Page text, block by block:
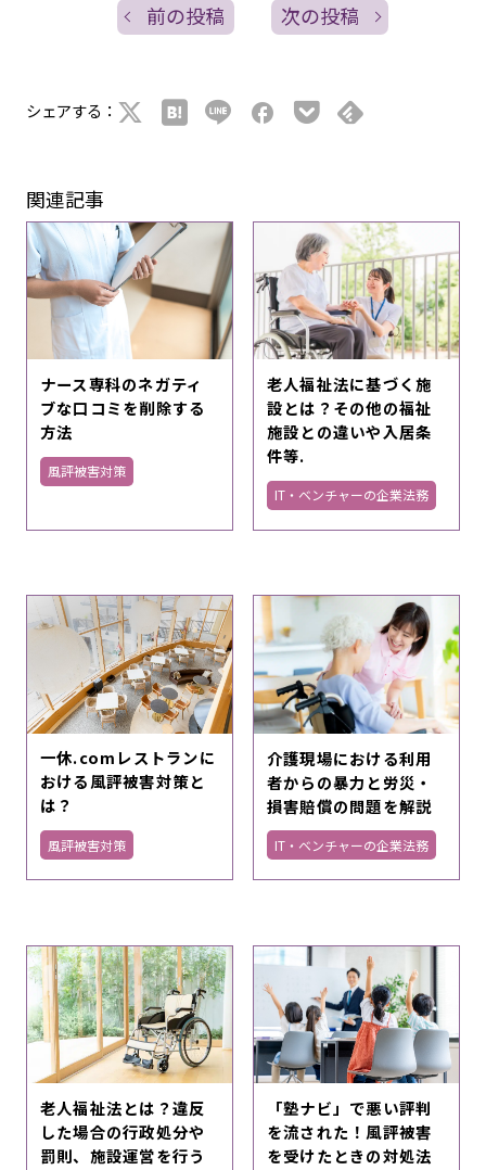
前の投稿 次の投稿
シェアする：
関連記事
ナース専科のネガティ
ブな口コミを削除する
方法
風評被害対策
老人福祉法に基づく施
設とは？その他の福祉
施設との違いや入居条
件等.
IT・ベンチャーの企業法務
一休.comレストランに
おける風評被害対策と
は？
風評被害対策
介護現場における利用
者からの暴力と労災・
損害賠償の問題を解説
IT・ベンチャーの企業法務
老人福祉法とは？違反
した場合の行政処分や
罰則、施設運営を行う
「塾ナビ」で悪い評判
を流された！風評被害
を受けたときの対処法